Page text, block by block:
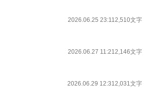
2026.06.25 23:112,510文字
2026.06.27 11:212,146文字
2026.06.29 12:312,031文字